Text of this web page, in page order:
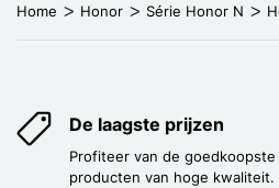
Home Honor Série Honor N
De laagste prijzen
Profiteer van de
producten van hoge kwaliteit.